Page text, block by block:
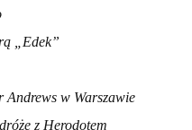
„Edek”
Andrews w Warszawie
z Herodotem